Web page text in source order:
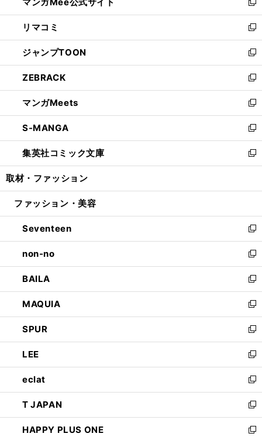
ド
ウ
で
開
く
ィ
ン
ド
ウ
で
開
く
い
ウ
ィ
ン
ド
ウ
で
開
く
新
し
い
ウ
ィ
ン
ド
ウ
で
開
く
リマコミ
新
し
い
ウ
ィ
ン
ド
ウ
で
開
く
ジャンプTOON
新
し
い
ウ
ィ
ン
ド
ウ
で
開
ZEBRACK
新
し
い
ウ
ィ
ン
ド
ウ
開
マンガMeets
新
し
い
ウ
ィ
ン
ウ
開
く
S-MANGA
新
し
い
ウ
ン
ウ
で
開
く
集英社コミック文庫
新
し
ウ
ン
ド
ウ
で
開
く
取材・ファッション
ファッション・美容
Seventeen
新
し
い
ウ
ィ
ン
ド
ウ
で
開
く
non-no
新
し
い
ウ
ィ
ン
ド
ウ
で
開
く
BAILA
新
し
い
ウ
ィ
ン
ド
ウ
で
開
く
MAQUIA
新
し
い
ウ
ィ
ン
ド
ウ
で
開
く
SPUR
新
し
い
ウ
ィ
ン
ド
ウ
で
LEE
新
し
い
ウ
ィ
ン
ド
eclat
新
し
い
ウ
ィ
T JAPAN
新
し
い
HAPPY PLUS ONE
新